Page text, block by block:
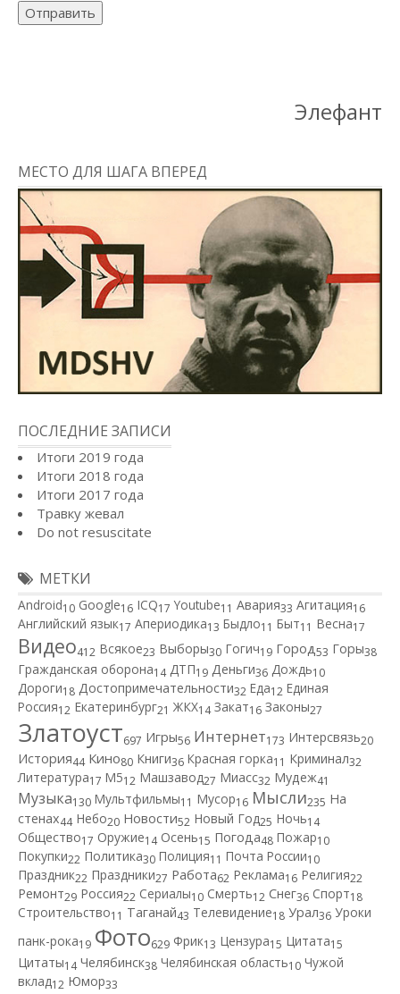
Отправить
Элефант
МЕСТО ДЛЯ ШАГА ВПЕРЕД
ПОСЛЕДНИЕ ЗАПИСИ
Итоги 2019 года
Итоги 2018 года
Итоги 2017 года
Травку жевал
Do not resuscitate
МЕТКИ
Android10 Google16 ICQ17 Youtube11 Авария33 Агитация16
Английский язык17 Апериодика13 Быдло11 Быт11 Весна17
Видео412 Всякое23 Выборы30 Гогич19 Город53 Горы38
Гражданская оборона14 ДТП19 Деньги36 Дождь10
Дороги18 Достопримечательности32 Еда12 Единая
Россия12 Екатеринбург21 ЖКХ14 Закат16 Законы27
Златоуст697 Игры56 Интернет173 Интерсвязь20
История44 Кино80 Книги36 Красная горка11 Криминал32
Литература17 М512 Машзавод27 Миасс32 Мудеж41
Музыка130 Мультфильмы11 Мусор16 Мысли235 На
стенах44 Небо20 Новости52 Новый Год25 Ночь14
Общество17 Оружие14 Осень15 Погода48 Пожар10
Покупки22 Политика30 Полиция11 Почта России10
Праздник22 Праздники27 Работа62 Реклама16 Религия22
Ремонт29 Россия22 Сериалы10 Смерть12 Снег36 Спорт18
Строительство11 Таганай43 Телевидение18 Урал36 Уроки
панк-рока19 Фото629 Фрик13 Цензура15 Цитата15
Цитаты14 Челябинск38 Челябинская область10 Чужой
вклад12 Юмор33